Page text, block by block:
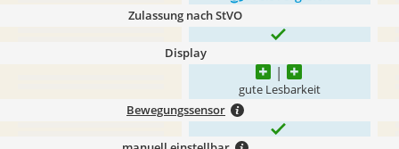
Zulassung nach StVO
Display
gute Lesbarkeit
Bewegungssensor